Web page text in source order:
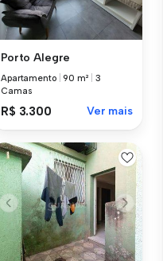
Porto Alegre
Apartamento |90 m²
3
Camas
R$ 3.300 Ver mais